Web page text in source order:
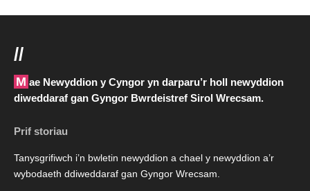
//
Mae Newyddion y Cyngor yn darparu’r holl newyddion
diweddaraf gan Gyngor Bwrdeistref Sirol Wrecsam.
Prif storiau
Tanysgrifiwch i’n bwletin newyddion a chael y newyddion a’r
wybodaeth ddiweddaraf gan Gyngor Wrecsam.